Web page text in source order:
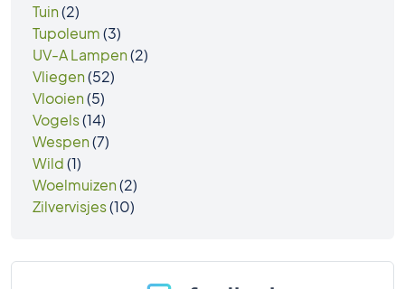
Tuin(2)
Tupoleum(3)
UV-A Lampen(2)
Vliegen(52)
Vlooien(5)
Vogels(14)
Wespen(7)
Wild(1)
Woelmuizen(2)
Zilvervisjes(10)